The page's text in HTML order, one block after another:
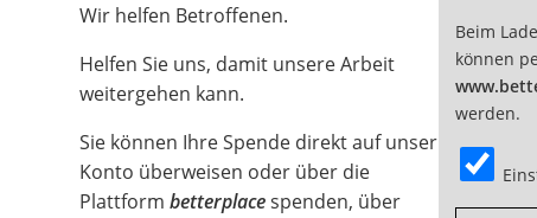
Wir helfen Betroffenen.
Helfen Sie uns, damit unsere Arbeit
weitergehen kann.
Sie können Ihre Spende direkt auf unser
Konto überweisen oder über die
Plattformbetterplacespenden, über
Beim
können
werden.